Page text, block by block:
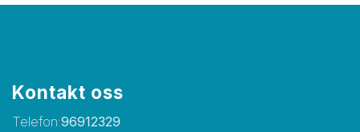
Kontakt oss
Telefon:96912329